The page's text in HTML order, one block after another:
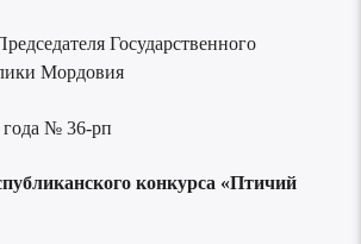
Государственного
Мордовия
года № 36-рп
конкурса «Птичий